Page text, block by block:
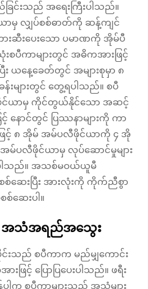
းသည် အရေးကြီးပါသည်။
ာမှ လျှပ်စစ်ဓာတ်ကို ဆန့်ကျင်
းဆီးပေးသော ပမာဏကို အိုမ်ပီ
ပီကာများတွင် အဓိကအားဖြင့်
း ယနေ့ခေတ်တွင် အများစုမှာ ၈
းများတွင် တွေ့ရပါသည်။ စပီ
ယာမှ ကိုင်တွယ်နိုင်သော အဆင့်
နောင်တွင် ပြဿနာများကို ကာ
ြင့် ၈ အိုမ် အမ်ပလီဖိုင်ယာကို ၄ အို
မ်ပလီဖိုင်ယာမှ လုပ်ဆောင်မှုများ
ပါသည်။ အသစ်မဝယ်ယူမီ
ဆေးပြီး အားလုံးကို ကိုက်ညီစွာ
ဆေးပါ။
င့် အသံအရည်အသွေး
းသည် စပီကာက မည်မျှကောင်း
ဖြင့် ပြောပြပေးပါသည်။ ဖရီး
က စပီကာများသည် အသံများ